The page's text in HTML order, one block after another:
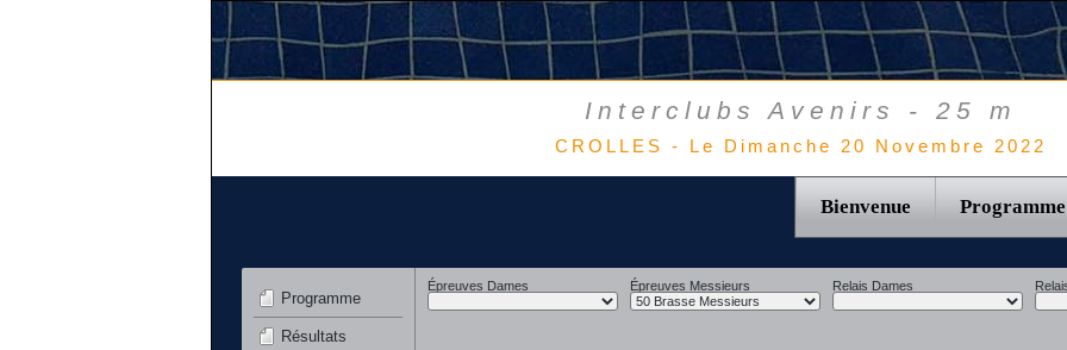
Interclubs Avenirs - 25 m
CROLLES - Le Dimanche 20 Novembre 2022
Bienvenue Programme
Programme
Résultats
Épreuves Dames Épreuves Messieurs Relais Dames